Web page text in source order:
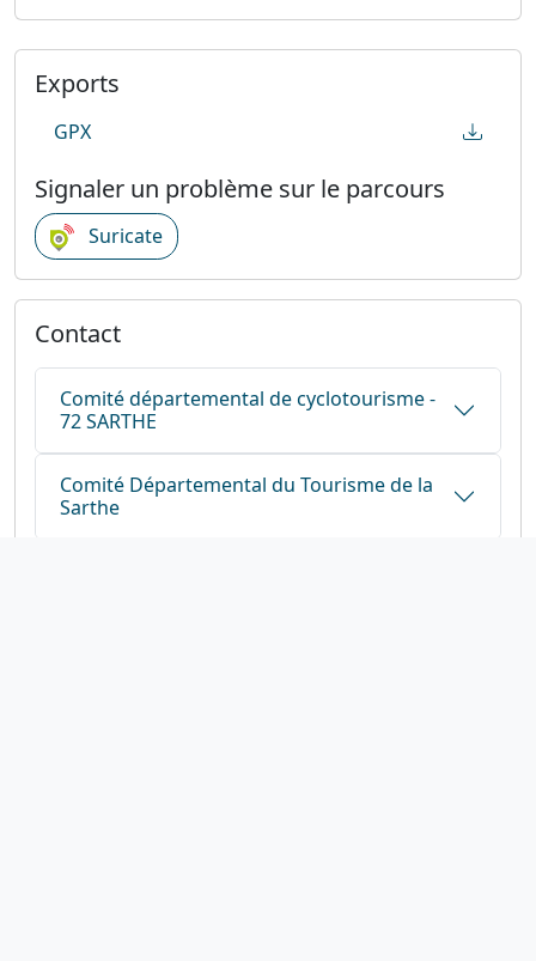
Exports
GPX
Signaler un problème sur le parcours
Suricate
Contact
Comité départemental de cyclotourisme -
72 SARTHE
Comité Départemental du Tourisme de la
Sarthe